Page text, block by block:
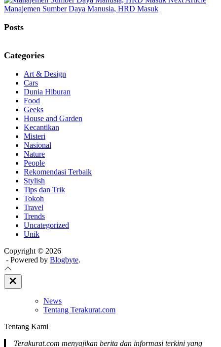
Manajemen Sumber Daya Manusia, HRD Masuk
Posts
Categories
Art & Design
Cars
Dunia Hiburan
Food
Geeks
House and Garden
Kecantikan
Misteri
Nasional
Nature
People
Rekomendasi Terbaik
Stylish
Tips dan Trik
Tokoh
Travel
Trends
Uncategorized
Unik
Copyright © 2026
- Powered by Blogbyte.
Close
Off
News
Tentang Terakurat.com
Tentang Kami
Terakurat.com menyajikan berita dan informasi terkini yang